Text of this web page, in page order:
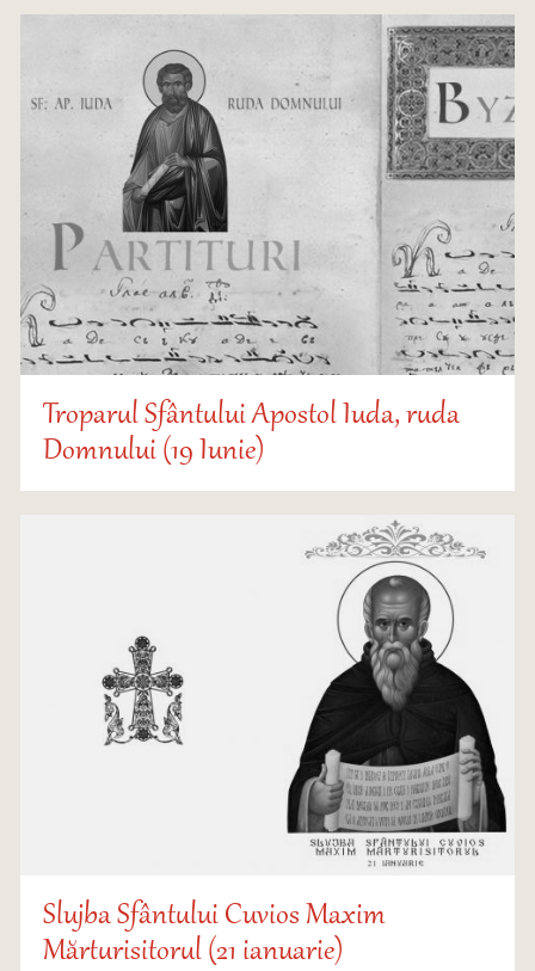
Troparul Sfântului Apostol Iuda, ruda
Domnului (19 Iunie)
Slujba Sfântului Cuvios Maxim
Mărturisitorul (21 ianuarie)